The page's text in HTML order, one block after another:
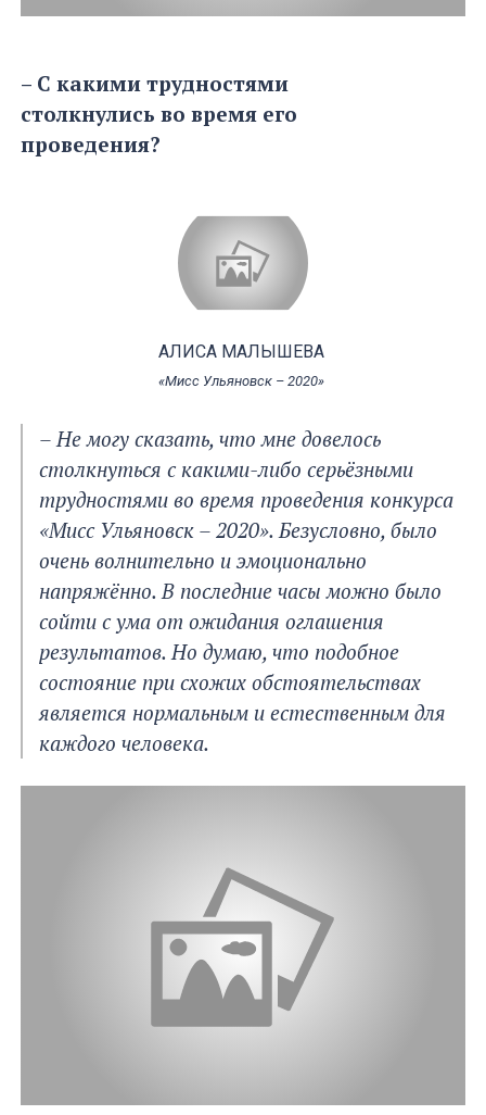
– С какими трудностями
столкнулись во время его
проведения?
АЛИСА МАЛЫШЕВА
«Мисс Ульяновск – 2020»
– Не могу сказать, что мне довелось
столкнуться с какими-либо серьёзными
трудностями во время проведения конкурса
«Мисс Ульяновск – 2020». Безусловно, было
очень волнительно и эмоционально
напряжённо. В последние часы можно было
сойти с ума от ожидания оглашения
результатов. Но думаю, что подобное
состояние при схожих обстоятельствах
является нормальным и естественным для
каждого человека.